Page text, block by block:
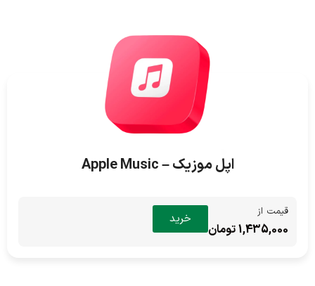
اپل موزیک – Apple Music
قیمت از
1,435,000 تومان
خرید